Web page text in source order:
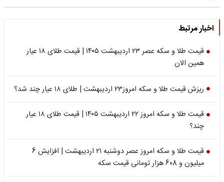
اخبار مرتبط
قیمت طلا و سکه عصر ۲۳ اردیبهشت ۱۴۰۵ | قیمت طلای ۱۸ عیار
همین الان
ریزش قیمت طلا و سکه امروز۲۳ اردیبهشت | طلای ۱۸ عیار چند شد؟
قیمت طلا و سکه امروز ۲۲ اردیبهشت ۱۴۰۵ | قیمت طلای ۱۸ عیار
چند؟
قیمت طلا و سکه امروز عصر دوشنبه ۲۱ اردیبهشت | افزایش 6
میلیون و 608 هزار تومانی قیمت سکه